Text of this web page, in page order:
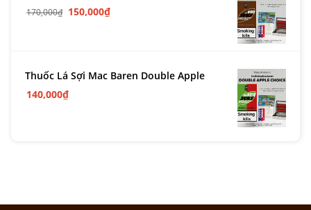
170,000₫ 150,000₫
Thuốc Lá Sợi Mac Baren Double Apple
140,000₫